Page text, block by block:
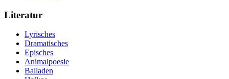
Literatur
Lyrisches
Dramatisches
Episches
Animalpoesie
Balladen